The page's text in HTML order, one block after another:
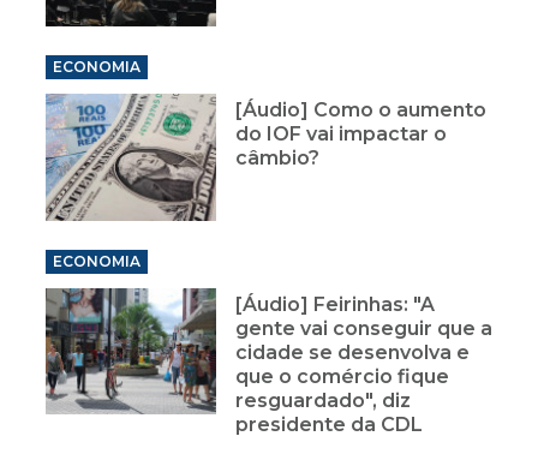
ECONOMIA
[Áudio] Como o aumento
do IOF vai impactar o
câmbio?
ECONOMIA
[Áudio] Feirinhas: "A
gente vai conseguir que a
cidade se desenvolva e
que o comércio fique
resguardado", diz
presidente da CDL